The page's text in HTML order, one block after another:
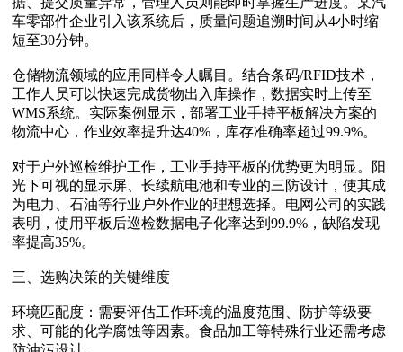
车零部件企业引入该系统后，质量问题追溯时间从4小时缩
短至30分钟。
仓储物流领域‌的应用同样令人瞩目。结合条码/RFID技术，
工作人员可以快速完成货物出入库操作，数据实时上传至
WMS系统。实际案例显示，部署工业手持平板解决方案的
物流中心，作业效率提升达40%，库存准确率超过99.9%。
对于‌户外巡检维护‌工作，工业手持平板的优势更为明显。阳
光下可视的显示屏、长续航电池和专业的三防设计，使其成
为电力、石油等行业户外作业的理想选择。电网公司的实践
表明，使用平板后巡检数据电子化率达到99.9%，缺陷发现
率提高35%。
三、选购决策的关键维度
环境匹配度‌：需要评估工作环境的温度范围、防护等级要
求、可能的化学腐蚀等因素。食品加工等特殊行业还需考虑